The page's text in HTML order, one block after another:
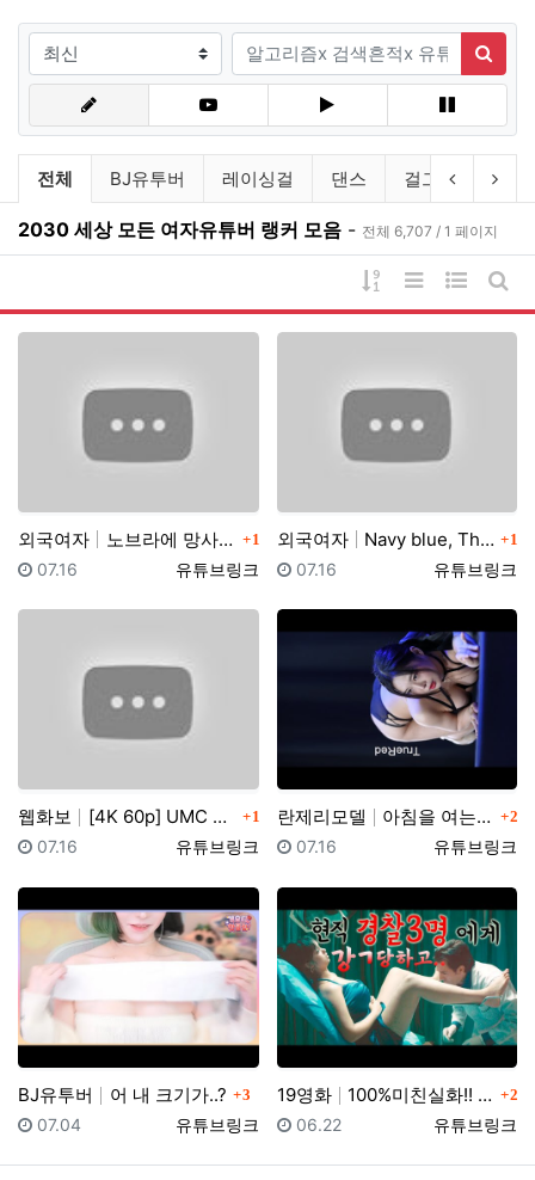
검색조건
검색어
검색
유튜브링크 분류 목록
전체 BJ유투버 레이싱걸 댄스 걸그룹 연예
이전 분류
다
2030 세상 모든 여자유튜버 랭커 모음 - 전체 6,707 / 1 페이지
게시물 정렬
리스트 스타일
웹진 스
게
외국여자 노브라에 망사스타킹 입고 팬티리뷰하는 일본아줌마 가정부… 댓글
1
등록자
유튜브링크
등록일
07.16
외국여자 Navy blue, The Big Cup Bras, e… 댓글
1
등록자
유튜브링크
등록일
07.16
웹화보 [4K 60p] UMC X 팬더티비 MotorShow … 댓글
1
등록자
유튜브링크
등록일
07.16
란제리모델 아침을 여는 ~ 란제리 런웨이 2023 COVER GI… 댓글
2
등록자
유튜브링크
등록일
07.16
BJ유투버 어 내 크기가..? 댓글
3
등록자
유튜브링크
등록일
07.04
19영화 100%미친실화!! 이게 실제로 있었던 일이랍니다...… 댓글
2
등록자
유튜브링크
등록일
06.22